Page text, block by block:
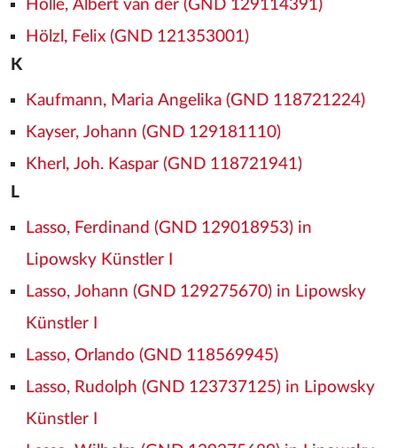
Hölle, Albert van der (GND 129114391)
Hölzl, Felix (GND 121353001)
K
Kaufmann, Maria Angelika (GND 118721224)
Kayser, Johann (GND 129181110)
Kherl, Joh. Kaspar (GND 118721941)
L
Lasso, Ferdinand (GND 129018953) in
Lipowsky Künstler I
Lasso, Johann (GND 129275670) in Lipowsky
Künstler I
Lasso, Orlando (GND 118569945)
Lasso, Rudolph (GND 123737125) in Lipowsky
Künstler I